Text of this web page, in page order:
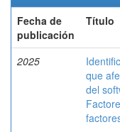
Fecha de
publicación
Título
2025
que
del